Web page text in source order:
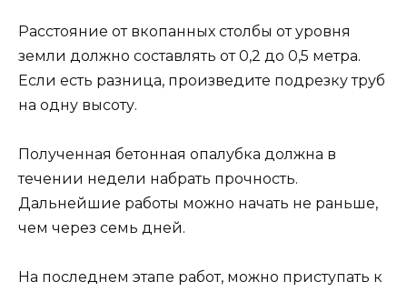
Расстояние от вкопанных столбы от уровня
земли должно составлять от 0,2 до 0,5 метра.
Если есть разница, произведите подрезку труб
на одну высоту.
Полученная бетонная опалубка должна в
течении недели набрать прочность.
Дальнейшие работы можно начать не раньше,
чем через семь дней.
На последнем этапе работ, можно приступать к